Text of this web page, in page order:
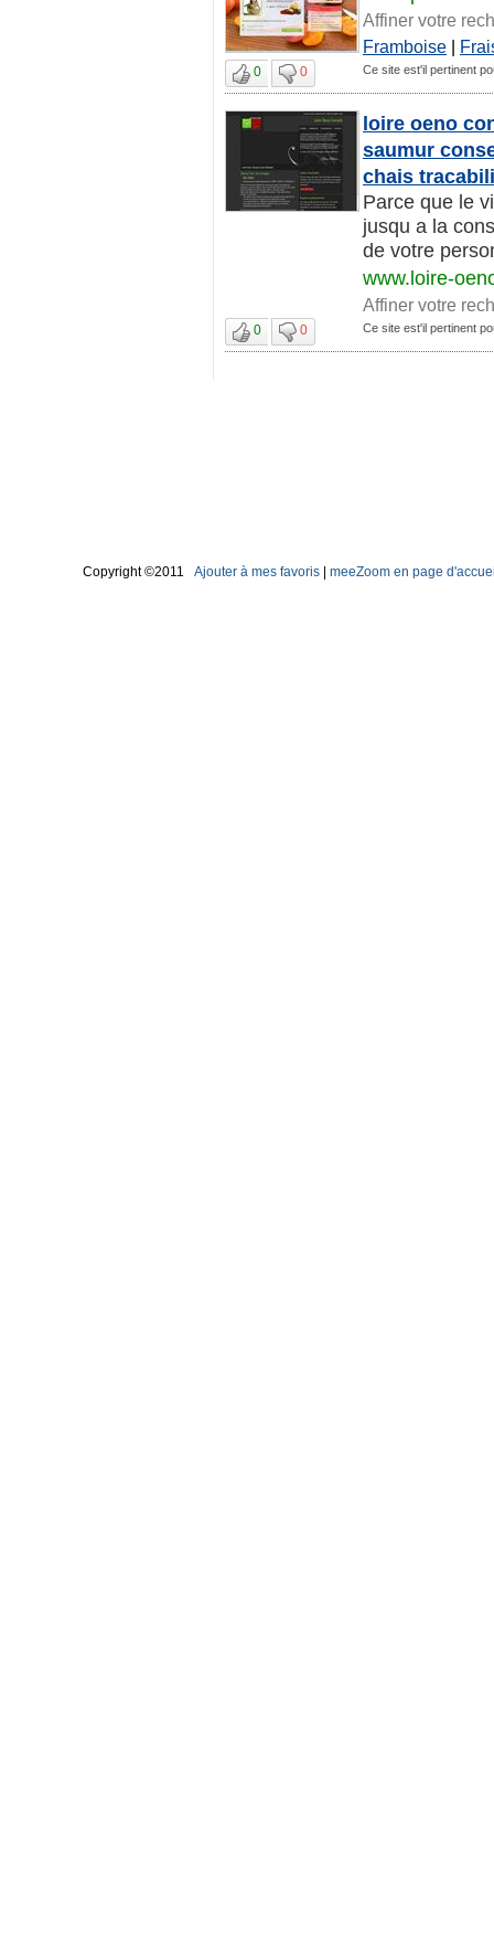
Affiner votre
Framboise |
0 0 Ce site est'il pertinent
loire oeno
saumur
chais
Parce que le
jusqu a la
de votre
www.loire-
Affiner votre
0 0 Ce site est'il pertinent
Copyright ©2011 Ajouter à mes favoris meeZoom en page